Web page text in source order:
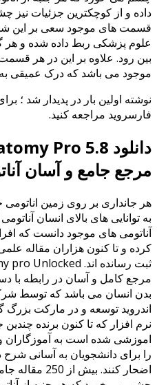
داده و از کوچکترین جزئیات
قسمت های موجود سعی بر این
علوم پزشکی ربط داده شده و هر
بین رود. علاوه بر این در هر
موجود می باشد که درک عمیقی
نوشته اولین بار در پدیدار شد ؛
فارسروید مراجعه کنید.
مرجع جامع و آسان
هر جانداری بر روی زمین اناتومی
به توانایی های بالای انسان
آناتومی های موجود دانست که
کرده و تا کنون هزاران مقاله
مرجع کامل و آسان در رابطه با
اندروید توسعه و در مارکت
نرم افزار که تا کنون برنده
اموزشی شده است به آموزگاران و
را برای دانشجویان به آسانی شرح
اضحار کنند.